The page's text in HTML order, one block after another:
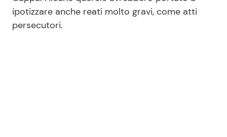
ipotizzare anche reati molto gravi, come atti
persecutori.